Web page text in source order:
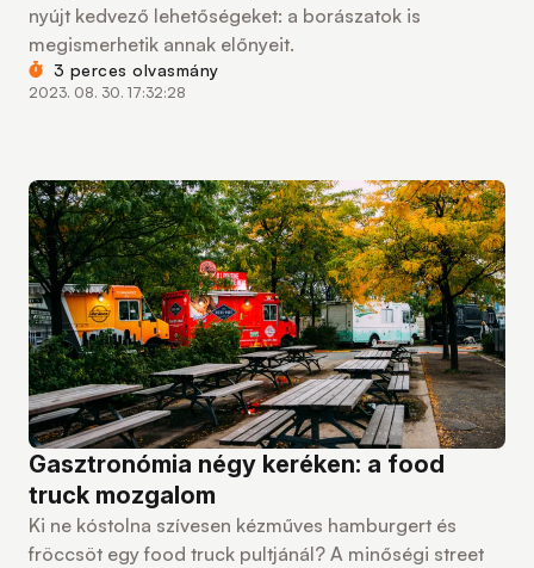
nyújt kedvező lehetőségeket: a borászatok is
megismerhetik annak előnyeit.
3 perces olvasmány
2023. 08. 30. 17:32:28
Gasztronómia négy keréken: a food
truck mozgalom
Ki ne kóstolna szívesen kézműves hamburgert és
fröccsöt egy food truck pultjánál? A minőségi street